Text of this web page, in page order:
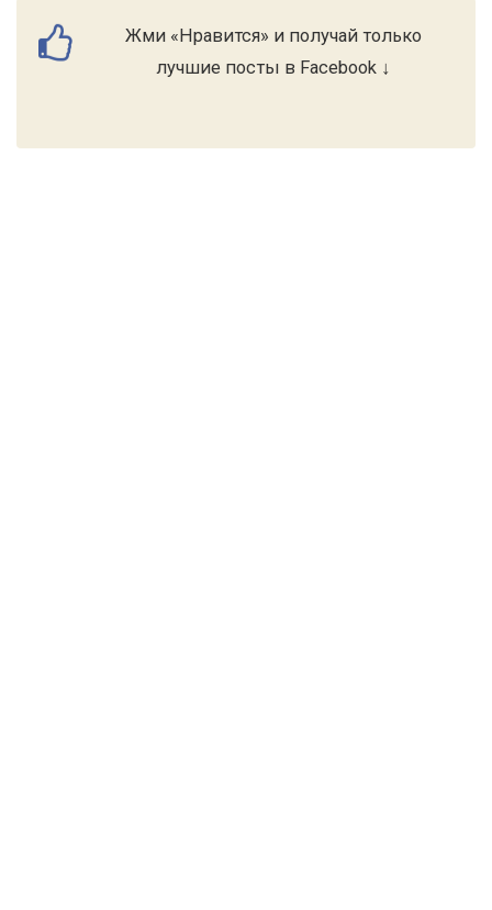
Жми «Нравится» и получай только
лучшие посты в Facebook ↓